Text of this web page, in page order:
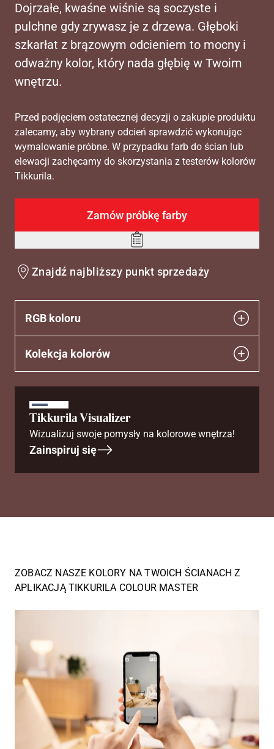
Dojrzałe, kwaśne wiśnie są soczyste i
pulchne gdy zrywasz je z drzewa. Głęboki
szkarłat z brązowym odcieniem to mocny i
odważny kolor, który nada głębię w Twoim
wnętrzu.
Przed podjęciem ostatecznej decyzji o zakupie produktu
zalecamy, aby wybrany odcień sprawdzić wykonując
wymalowanie próbne. W przypadku farb do ścian lub
elewacji zachęcamy do skorzystania z testerów kolorów
Tikkurila.
Zamów próbkę farby
Add
wishlist
Znajdź najbliższy punkt sprzedaży
RGB koloru
Kolekcja kolorów
Tikkurila Visualizer
Wizualizuj swoje pomysły na kolorowe wnętrza!
Zainspiruj się
ZOBACZ NASZE KOLORY NA TWOICH ŚCIANACH Z
APLIKACJĄ TIKKURILA COLOUR MASTER